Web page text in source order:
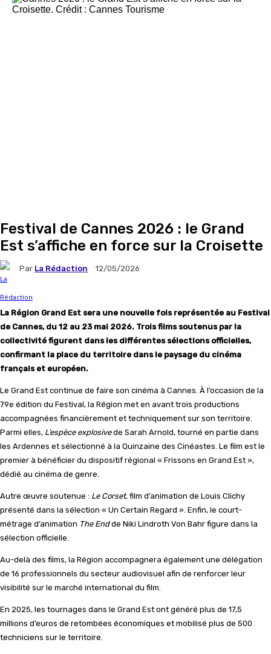
Festival de Cannes 2026 : le Grand
Est s’affiche en force sur la Croisette
Par La Rédaction 12/05/2026
La Région Grand Est sera une nouvelle fois représentée au Festival
de Cannes, du 12 au 23 mai 2026. Trois films soutenus par la
collectivité figurent dans les différentes sélections officielles,
confirmant la place du territoire dans le paysage du cinéma
français et européen.
Le Grand Est continue de faire son cinéma à Cannes. À l’occasion de la
79e édition du Festival, la Région met en avant trois productions
accompagnées financièrement et techniquement sur son territoire.
Parmi elles, L’espèce explosivede Sarah Arnold, tourné en partie dans
les Ardennes et sélectionné à la Quinzaine des Cinéastes. Le film est le
premier à bénéficier du dispositif régional « Frissons en Grand Est »,
dédié au cinéma de genre.
Autre œuvre soutenue : Le Corset, film d’animation de Louis Clichy
présenté dans la sélection « Un Certain Regard ». Enfin, le court-
métrage d’animation The Endde Niki Lindroth Von Bahr figure dans la
sélection officielle.
Au-delà des films, la Région accompagnera également une délégation
de 16 professionnels du secteur audiovisuel afin de renforcer leur
visibilité sur le marché international du film.
En 2025, les tournages dans le Grand Est ont généré plus de 17,5
millions d’euros de retombées économiques et mobilisé plus de 500
techniciens sur le territoire.